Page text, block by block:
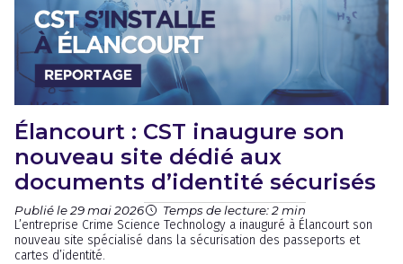
Élancourt : CST inaugure son
nouveau site dédié aux
documents d’identité sécurisés
Publié le 29 mai 2026 Temps de lecture: 2 min
L’entreprise Crime Science Technology a inauguré à Élancourt son
nouveau site spécialisé dans la sécurisation des passeports et
cartes d’identité.